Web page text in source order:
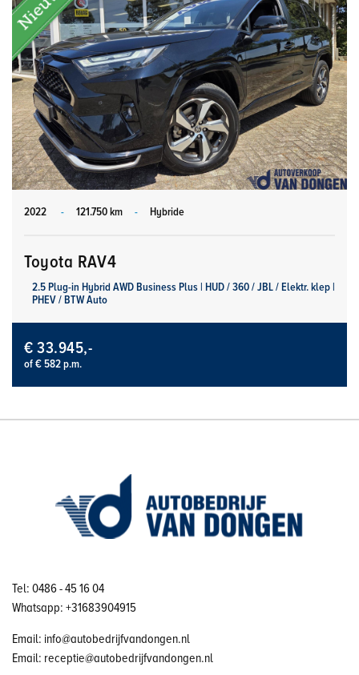
2022 - 121.750 km - Hybride
Toyota RAV4
2.5 Plug-in Hybrid AWD Business Plus | HUD / 360 / JBL / Elektr. klep |
PHEV / BTW Auto
€ 33.945,-
of € 582 p.m.
Tel: 0486 - 45 16 04
Whatsapp: +31683904915
Email: info@autobedrijfvandongen.nl
Email: receptie@autobedrijfvandongen.nl